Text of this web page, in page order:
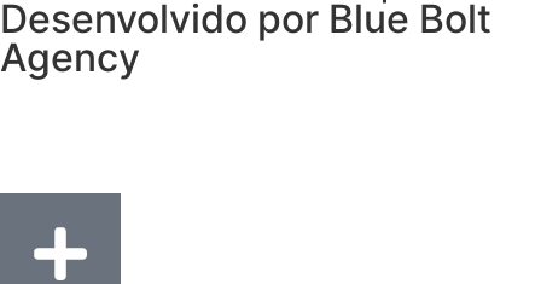
Desenvolvido por Blue Bolt
Agency